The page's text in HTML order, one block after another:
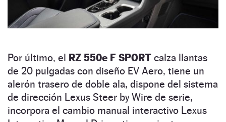
Por último, el RZ 550e F SPORT calza llantas
de 20 pulgadas con diseño EV Aero, tiene un
alerón trasero de doble ala, dispone del sistema
de dirección Lexus Steer by Wire de serie,
incorpora el cambio manual interactivo Lexus